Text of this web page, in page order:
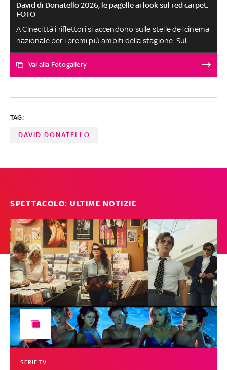
David di Donatello 2026, le pagelle ai look sul red carpet.
FOTO
A Cinecittà i riflettori si accendono sulle stelle del cinema
nazionale per i premi più ambiti della stagione. Sul
tappeto rosso sfilano gli ospiti internazionali e i
presentatori della serata. Bianca Balti esordisce in nero
da Matilda De Angelis a Valeria Golino e Valeria Bruni
Vittoria Romagnuolo
Vai alla Fotogallery
TAG:
DAVID DONATELLO
SPETTACOLO: ULTIME NOTIZIE
SERIE TV